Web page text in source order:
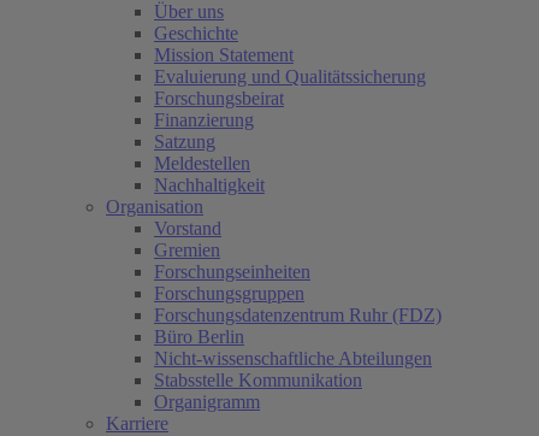
Über uns
Geschichte
Mission Statement
Evaluierung und Qualitätssicherung
Forschungsbeirat
Finanzierung
Satzung
Meldestellen
Nachhaltigkeit
Organisation
Vorstand
Gremien
Forschungseinheiten
Forschungsgruppen
Forschungsdatenzentrum Ruhr (FDZ)
Büro Berlin
Nicht-wissenschaftliche Abteilungen
Stabsstelle Kommunikation
Organigramm
Karriere